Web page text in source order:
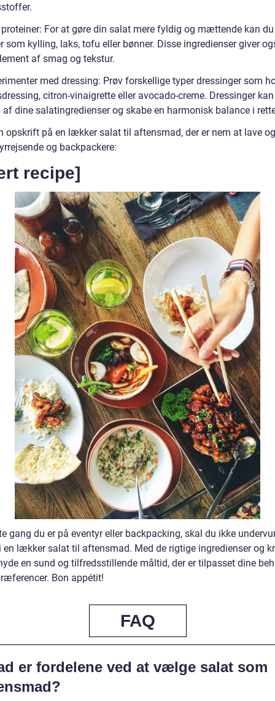
For at gøre din salat mere fyldig og mættende kan
som kylling, laks, tofu eller bønner. Disse ingredienser giver
af smag og tekstur.
med dressing: Prøv forskellige typer dressinger som
citron-vinaigrette eller avocado-creme. Dressinger
af dine salatingredienser og skabe en harmonisk balance i
opskrift på en lækker salat til aftensmad, der er nem at lave
og backpackere:
recipe]
gang du er på eventyr eller backpacking, skal du ikke
en lækker salat til aftensmad. Med de rigtige ingredienser og
en sund og tilfredsstillende måltid, der er tilpasset dine
Bon appétit!
FAQ
er fordelene ved at vælge salat som